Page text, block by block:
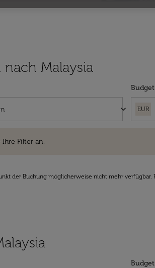
Malaysia
keyboard_arrow_down
Budget
EUR
Filter an.
der Buchung möglicherweise nicht mehr
Budget